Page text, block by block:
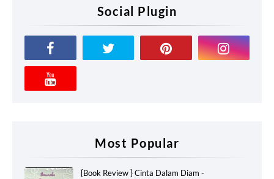
Social Plugin
Most Popular
{Book Review } Cinta Dalam Diam -